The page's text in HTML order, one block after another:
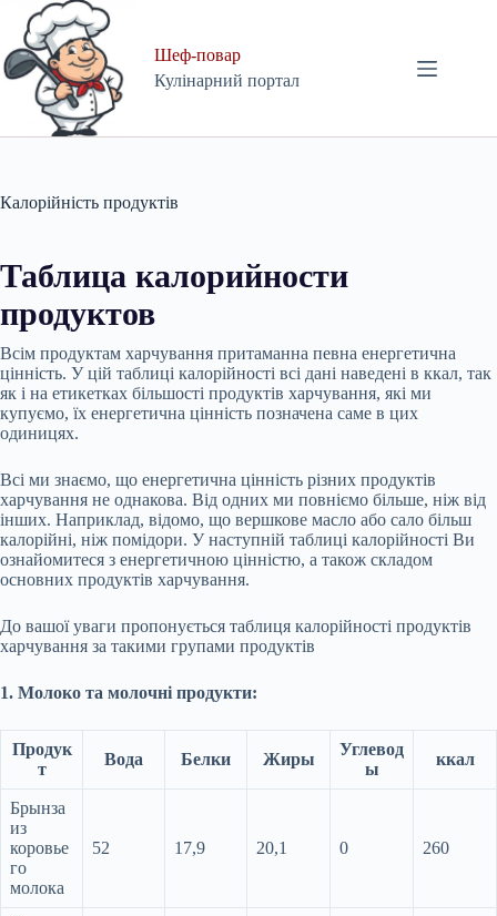
content
Шеф-повар
Кулінарний портал
Калорійність продуктів
Таблица калорийности
продуктов
Всім продуктам харчування притаманна певна енергетична
цінність. У цій таблиці калорійності всі дані наведені в ккал, так
як і на етикетках більшості продуктів харчування, які ми
купуємо, їх енергетична цінність позначена саме в цих
одиницях.
Всі ми знаємо, що енергетична цінність різних продуктів
харчування не однакова. Від одних ми повніємо більше, ніж від
інших. Наприклад, відомо, що вершкове масло або сало більш
калорійні, ніж помідори. У наступній таблиці калорійності Ви
ознайомитеся з енергетичною цінністю, а також складом
основних продуктів харчування.
До вашої уваги пропонується таблиця калорійності продуктів
харчування за такими групами продуктів
1. Молоко та молочні продукти:
Продук
т
Вода Белки Жиры
Углевод
ы
ккал
Брынза
из
коровье
го
молока
52 17,9 20,1 0 260